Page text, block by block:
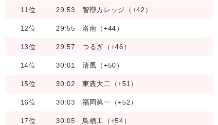
11位 29:53 智辯カレッジ（+42）
12位 29:55 洛南（+44）
13位 29:57 つるぎ（+46）
14位 30:01 清風（+50）
15位 30:02 東農大二（+51）
16位 30:03 福岡第一（+52）
17位 30:05 鳥栖工（+54）